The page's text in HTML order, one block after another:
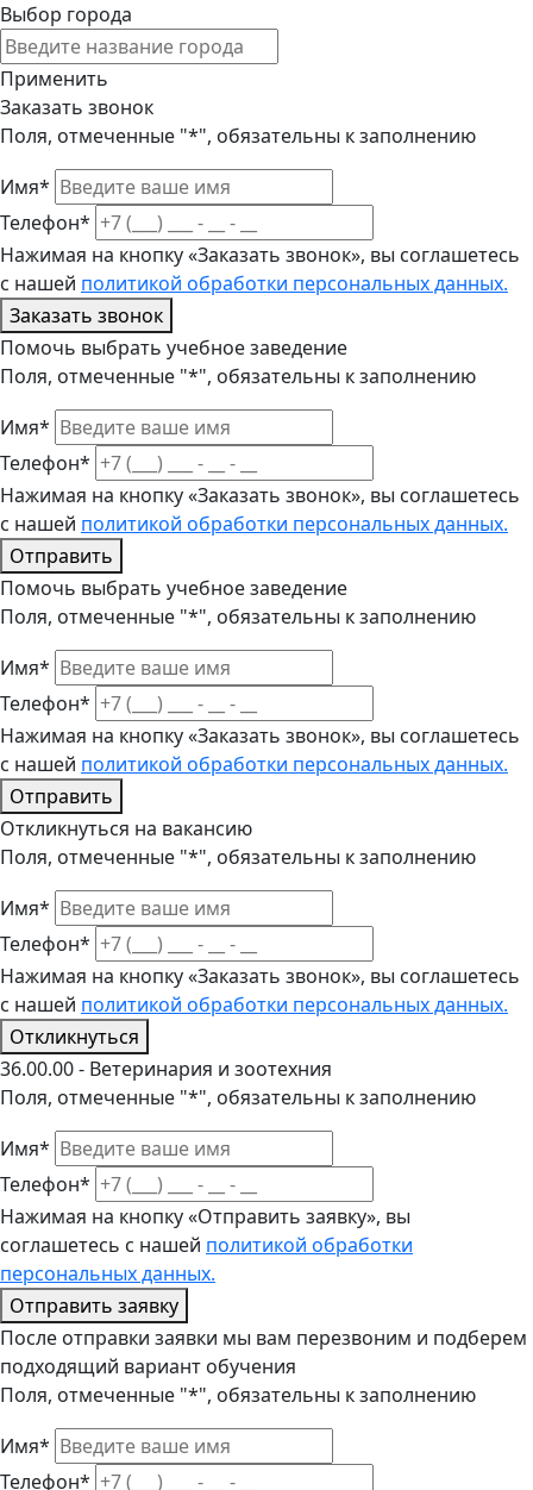
Выбор города
Применить
Заказать звонок
Поля, отмеченные "*", обязательны к заполнению
Имя*
Телефон*
Нажимая на кнопку «Заказать звонок», вы соглашетесь
с нашей политикой обработки персональных данных.
Заказать звонок
Помочь выбрать учебное заведение
Поля, отмеченные "*", обязательны к заполнению
Имя*
Телефон*
Нажимая на кнопку «Заказать звонок», вы соглашетесь
с нашей политикой обработки персональных данных.
Отправить
Помочь выбрать учебное заведение
Поля, отмеченные "*", обязательны к заполнению
Имя*
Телефон*
Нажимая на кнопку «Заказать звонок», вы соглашетесь
с нашей политикой обработки персональных данных.
Отправить
Откликнуться на вакансию
Поля, отмеченные "*", обязательны к заполнению
Имя*
Телефон*
Нажимая на кнопку «Заказать звонок», вы соглашетесь
с нашей политикой обработки персональных данных.
Откликнуться
36.00.00 - Ветеринария и зоотехния
Поля, отмеченные "*", обязательны к заполнению
Имя*
Телефон*
Нажимая на кнопку «Отправить заявку», вы
соглашетесь с нашей политикой обработки
персональных данных.
Отправить заявку
После отправки заявки мы вам перезвоним и подберем
подходящий вариант обучения
Поля, отмеченные "*", обязательны к заполнению
Имя*
Телефон*